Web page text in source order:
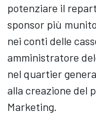
potenziare il
sponsor più
nei conti delle
amministratore
nel quartier
alla creazione del
Marketing.